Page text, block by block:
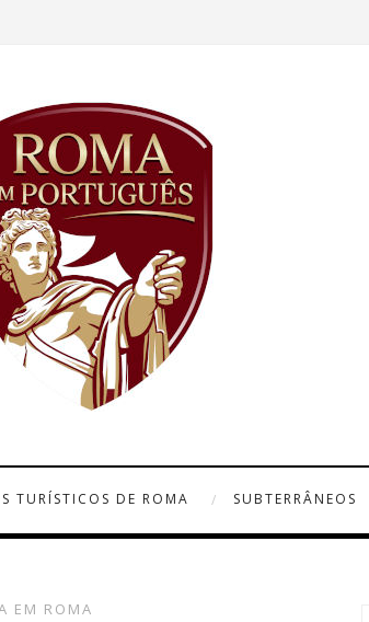
TURÍSTICOS DE ROMA SUBTERRÂNEOS
EM ROMA